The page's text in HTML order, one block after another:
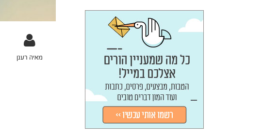
מאיה רענן